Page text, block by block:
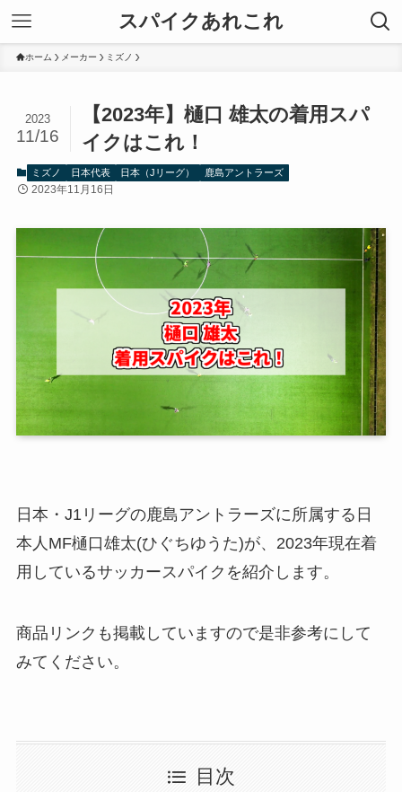
スパイクあれこれ
ホーム メーカー ミズノ
【2023年】樋口 雄太の着用スパ
イクはこれ！
2023
11/16
ミズノ 日本代表 日本（Jリーグ） 鹿島アントラーズ
2023年11月16日
日本・J1リーグの鹿島アントラーズに所属する日
本人MF樋口雄太(ひぐちゆうた)が、2023年現在着
用しているサッカースパイクを紹介します。
商品リンクも掲載していますので是非参考にして
みてください。
目次